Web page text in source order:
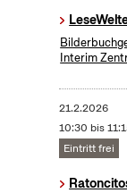
Interim
21.2.2026
10:30 bis
Eintritt frei